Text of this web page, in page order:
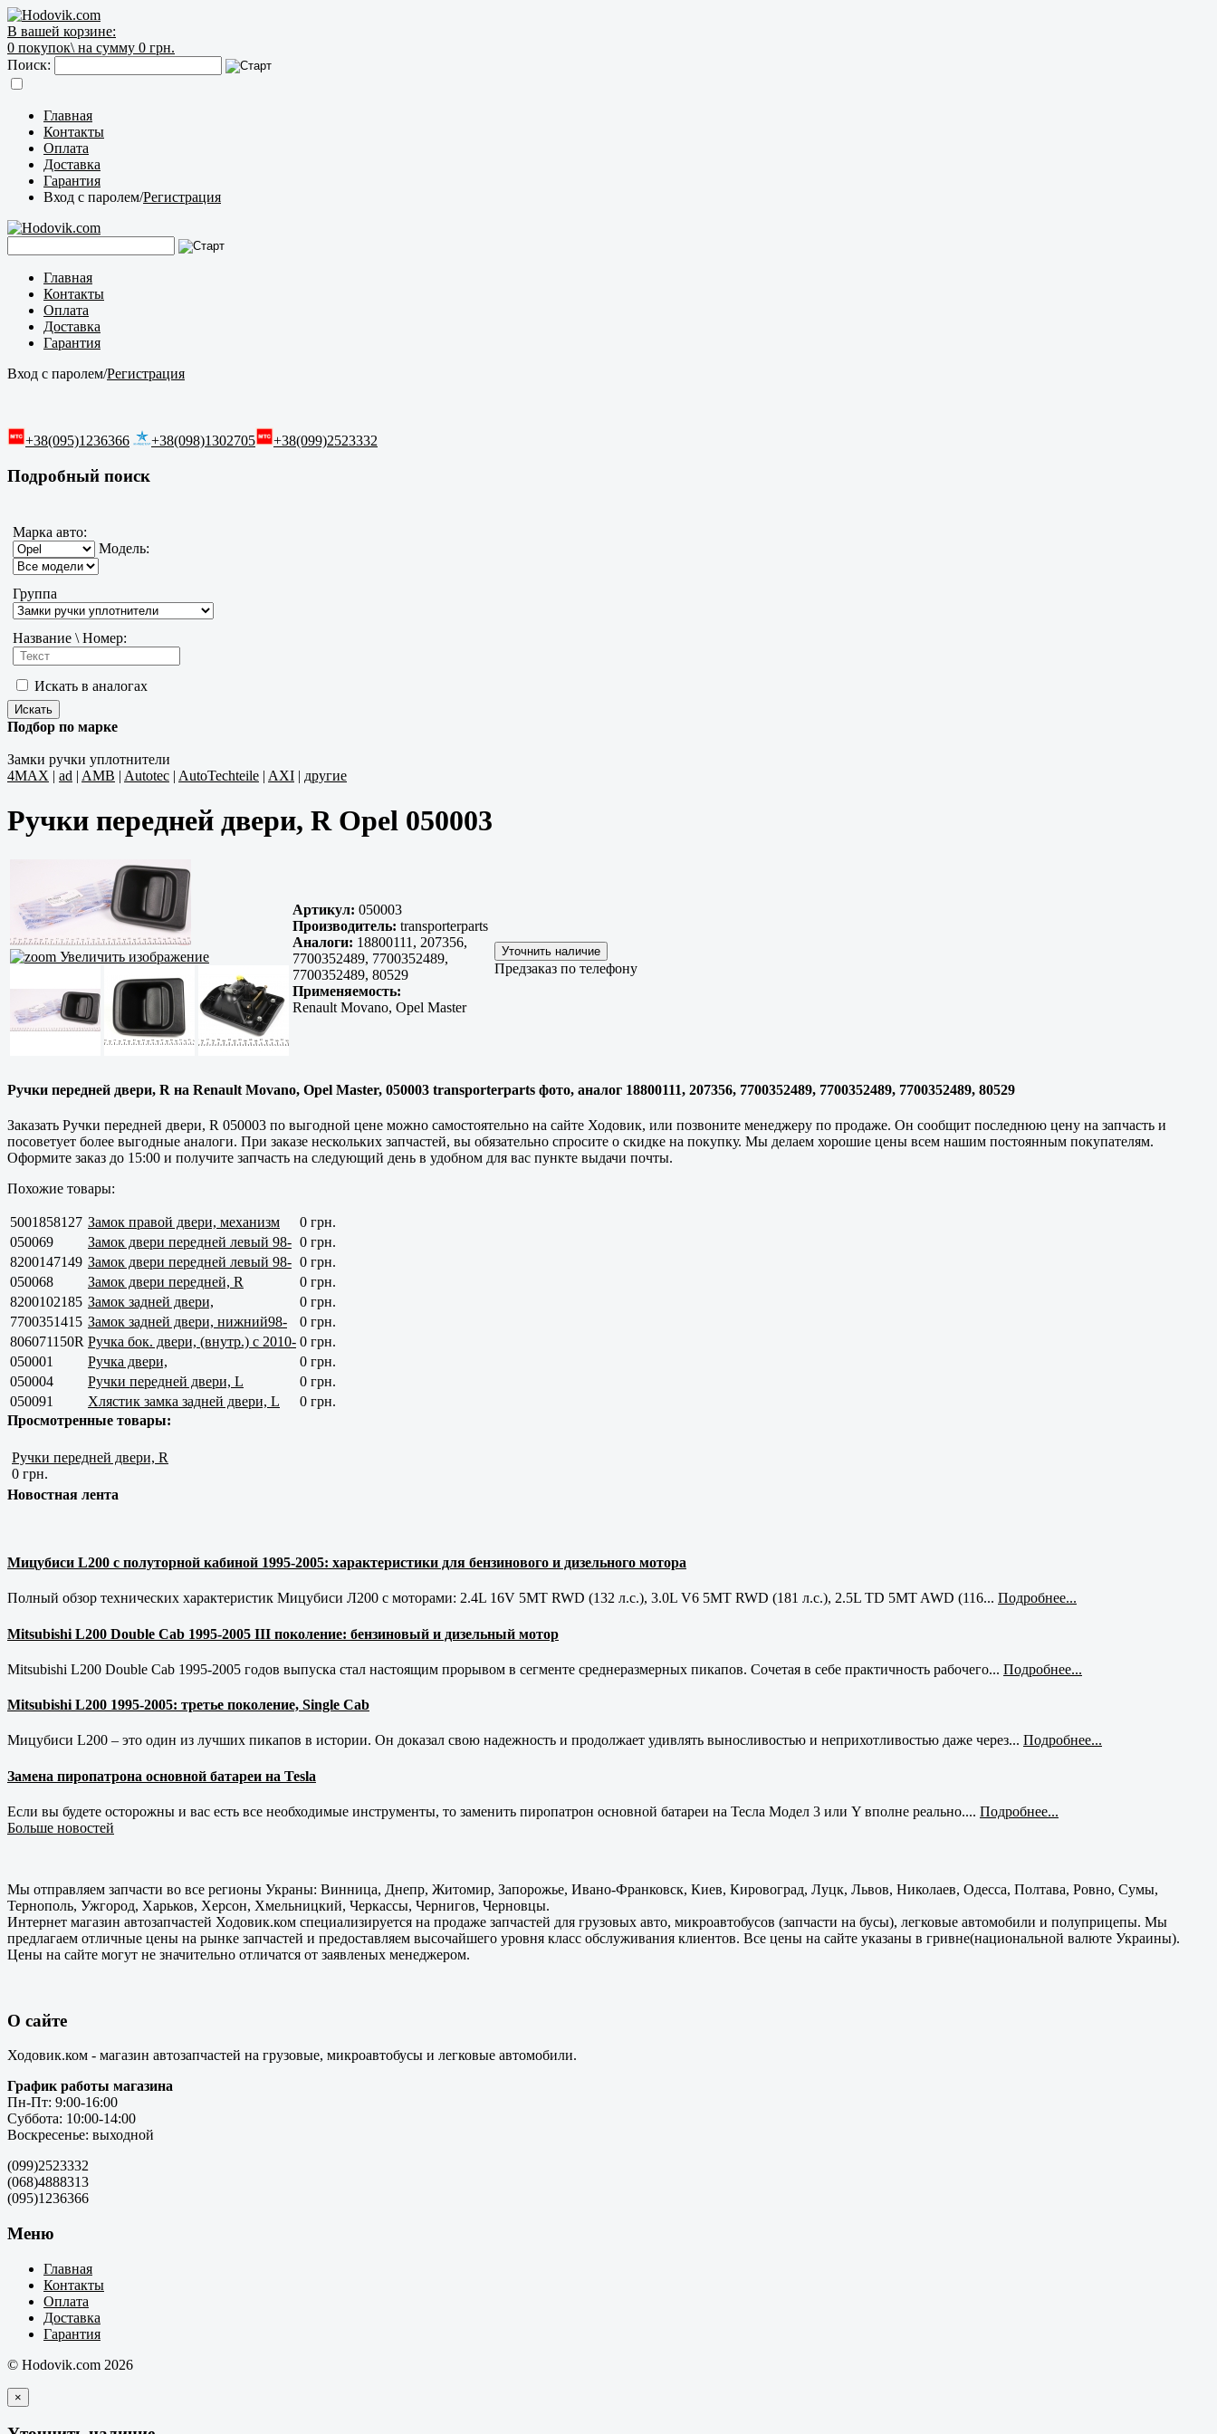
В вашей корзине:
0 покупок\ на сумму 0 грн.
Поиск:
Главная
Контакты
Оплата
Доставка
Гарантия
Вход с паролем/Регистрация
Главная
Контакты
Оплата
Доставка
Гарантия
Вход с паролем/Регистрация
+38(095)1236366 +38(098)1302705 +38(099)2523332
Подробный поиск
Марка авто:
Модель:
Группа
Название \ Номер:
Искать в аналогах
Подбор по марке
Замки ручки уплотнители
4MAX | ad | AMB | Autotec | AutoTechteile | AXI | другие
Ручки передней двери, R Opel 050003
Увеличить изображение
Артикул: 050003
Производитель: transporterparts
Аналоги: 18800111, 207356,
7700352489, 7700352489,
7700352489, 80529
Применяемость:
Renault Movano, Opel Master
Предзаказ по телефону
Ручки передней двери, R на Renault Movano, Opel Master, 050003 transporterparts фото, аналог 18800111, 207356, 7700352489, 7700352489, 7700352489, 80529
Заказать Ручки передней двери, R 050003 по выгодной цене можно самостоятельно на сайте Ходовик, или позвоните менеджеру по продаже. Он сообщит последнюю цену на запчасть и
посоветует более выгодные аналоги. При заказе нескольких запчастей, вы обязательно спросите о скидке на покупку. Мы делаем хорошие цены всем нашим постоянным покупателям.
Оформите заказ до 15:00 и получите запчасть на следующий день в удобном для вас пункте выдачи почты.
Похожие товары:
5001858127 Замок правой двери, механизм
0 грн.
050069
Замок двери передней левый 98- 0 грн.
8200147149 Замок двери передней левый 98- 0 грн.
050068
Замок двери передней, R
0 грн.
8200102185 Замок задней двери,
0 грн.
7700351415 Замок задней двери, нижний98-
0 грн.
806071150R Ручка бок. двери, (внутр.) с 2010- 0 грн.
050001
Ручка двери,
0 грн.
050004
Ручки передней двери, L
0 грн.
050091
Хлястик замка задней двери, L
0 грн.
Просмотренные товары:
Ручки передней двери, R
0 грн.
Новостная лента
Мицубиси L200 с полуторной кабиной 1995-2005: характеристики для бензинового и дизельного мотора
Полный обзор технических характеристик Мицубиси Л200 с моторами: 2.4L 16V 5MT RWD (132 л.с.), 3.0L V6 5MT RWD (181 л.с.), 2.5L TD 5MT AWD (116... Подробнее...
Mitsubishi L200 Double Cab 1995-2005 III поколение: бензиновый и дизельный мотор
Mitsubishi L200 Double Cab 1995-2005 годов выпуска стал настоящим прорывом в сегменте среднеразмерных пикапов. Сочетая в себе практичность рабочего... Подробнее...
Mitsubishi L200 1995-2005: третье поколение, Single Cab
Мицубиси L200 – это один из лучших пикапов в истории. Он доказал свою надежность и продолжает удивлять выносливостью и неприхотливостью даже через... Подробнее...
Замена пиропатрона основной батареи на Tesla
Если вы будете осторожны и вас есть все необходимые инструменты, то заменить пиропатрон основной батареи на Тесла Модел 3 или Y вполне реально.... Подробнее...
Больше новостей
Мы отправляем запчасти во все регионы Украны: Винница, Днепр, Житомир, Запорожье, Ивано-Франковск, Киев, Кировоград, Луцк, Львов, Николаев, Одесса, Полтава, Ровно, Сумы,
Тернополь, Ужгород, Харьков, Херсон, Хмельницкий, Черкассы, Чернигов, Черновцы.
Интернет магазин автозапчастей Ходовик.ком специализируется на продаже запчастей для грузовых авто, микроавтобусов (запчасти на бусы), легковые автомобили и полуприцепы. Мы
предлагаем отличные цены на рынке запчастей и предоставляем высочайшего уровня класс обслуживания клиентов. Все цены на сайте указаны в гривне(национальной валюте Украины).
Цены на сайте могут не значительно отличатся от заявленых менеджером.
О сайте
Ходовик.ком - магазин автозапчастей на грузовые, микроавтобусы и легковые автомобили.
График работы магазина
Пн-Пт: 9:00-16:00
Суббота: 10:00-14:00
Воскресенье: выходной
(099)2523332
(068)4888313
(095)1236366
Меню
Главная
Контакты
Оплата
Доставка
Гарантия
© Hodovik.com 2026
×